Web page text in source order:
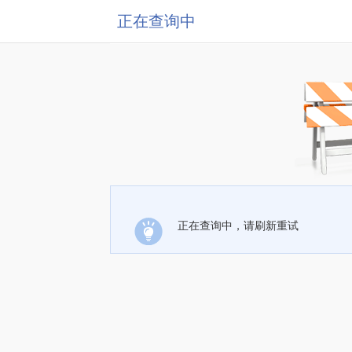
正在查询中
正在查询中，请刷新重试